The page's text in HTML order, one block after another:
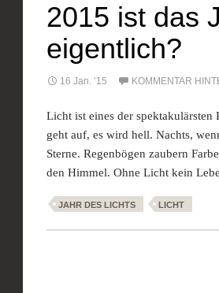
2015 ist das
eigentlich?
16 Jan. ’15 KOMMENTAR
Licht ist eines der spektakulärsten
geht auf, es wird hell. Nachts,
Sterne. Regenbögen zaubern
den Himmel. Ohne Licht kein
JAHR DES LICHTS LICHT